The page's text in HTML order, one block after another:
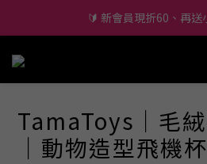
🔫 全館滿千免運，下單再
🔰 新會員現折60、再送
🔫 全館滿千免運，下單
尚未有任何評價
TamaToys｜毛
｜動物造型飛機杯